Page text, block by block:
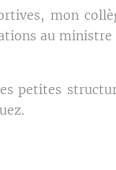
mon
au ministre
petites